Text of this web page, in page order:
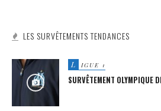
LES SURVÊTEMENTS TENDANCES
L IGUE 1
SURVÊTEMENT OLYMPIQUE